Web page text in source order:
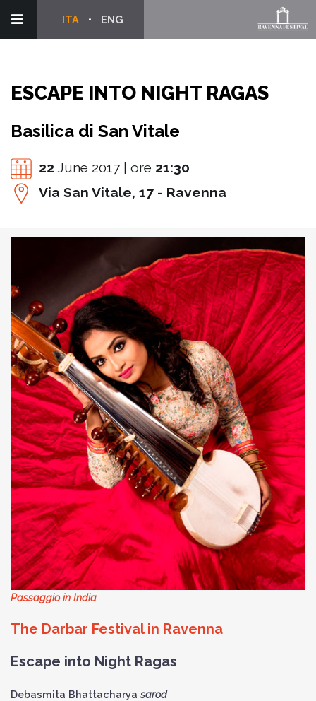
ENG
ITA
ESCAPE INTO NIGHT RAGAS
Basilica di San Vitale
22 June 2017 | ore 21:30
Via San Vitale, 17 - Ravenna
Passaggio in India
The Darbar Festival in Ravenna
Escape into Night Ragas
Debasmita Bhattacharyasarod